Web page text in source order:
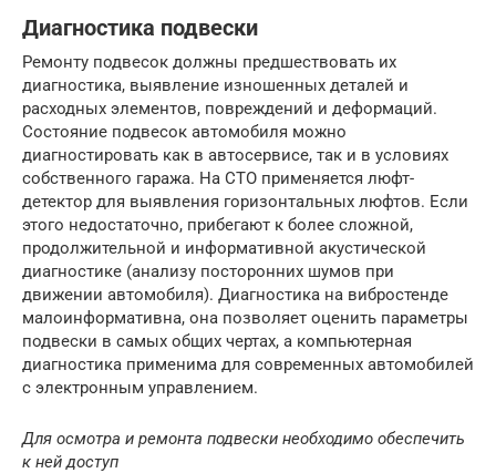
Диагностика подвески
Ремонту подвесок должны предшествовать их
диагностика, выявление изношенных деталей и
расходных элементов, повреждений и деформаций.
Состояние подвесок автомобиля можно
диагностировать как в автосервисе, так и в условиях
собственного гаража. На СТО применяется люфт-
детектор для выявления горизонтальных люфтов. Если
этого недостаточно, прибегают к более сложной,
продолжительной и информативной акустической
диагностике (анализу посторонних шумов при
движении автомобиля). Диагностика на вибростенде
малоинформативна, она позволяет оценить параметры
подвески в самых общих чертах, а компьютерная
диагностика применима для современных автомобилей
с электронным управлением.
Для осмотра и ремонта подвески необходимо обеспечить
к ней доступ